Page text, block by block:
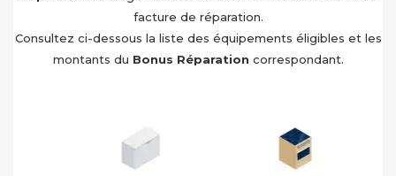
facture de réparation.
Consultez ci-dessous la liste des équipements éligibles et les
montants du Bonus Réparation correspondant.